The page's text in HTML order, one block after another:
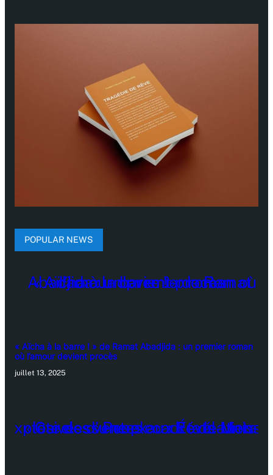
POPULAR NEWS
« Aïcha à la barre ! » de Ramat Abadjida : un premier roman
où l’amour devient procès
juillet 13, 2025